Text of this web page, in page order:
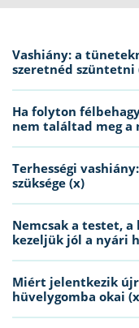
Vashiány: a
szeretnéd szüntetni
Ha folyton
nem találtad meg a
Terhességi
szüksége (x)
Nemcsak a testet,
kezeljük jól a nyári
Miért jelentkezik
hüvelygomba okai